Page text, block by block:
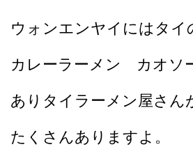
ウォンエンヤイにはタイ
カレーラーメン カオソ
ありタイラーメン屋さん
たくさんありますよ。